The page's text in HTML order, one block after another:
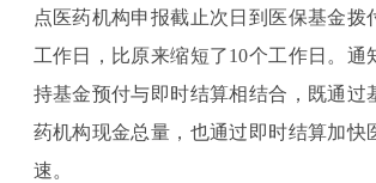
点医药机构申报截止次日到医保基金拨
工作日，比原来缩短了10个工作日。通
持基金预付与即时结算相结合，既通过
药机构现金总量，也通过即时结算加快
速。